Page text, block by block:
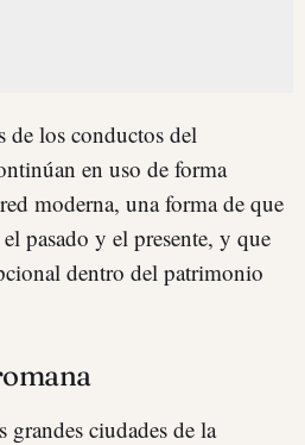
de los conductos del
en uso de forma
moderna, una forma de que
pasado y el presente, y que
dentro del patrimonio
grandes ciudades de la